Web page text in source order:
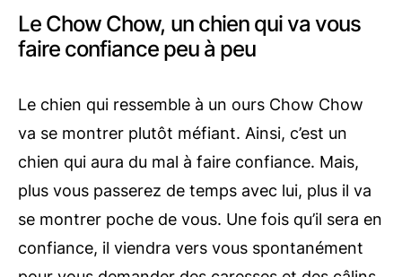
Le Chow Chow, un chien qui va vous
faire confiance peu à peu
Le chien qui ressemble à un ours Chow Chow
va se montrer plutôt méfiant. Ainsi, c’est un
chien qui aura du mal à faire confiance. Mais,
plus vous passerez de temps avec lui, plus il va
se montrer poche de vous. Une fois qu’il sera en
confiance, il viendra vers vous spontanément